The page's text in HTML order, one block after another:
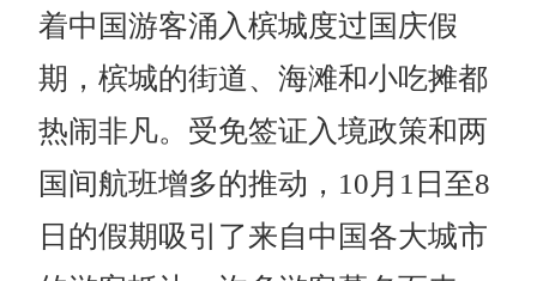
着中国游客涌入槟城度过国庆假
期，槟城的街道、海滩和小吃摊都
热闹非凡。受免签证入境政策和两
国间航班增多的推动，10月1日至8
日的假期吸引了来自中国各大城市